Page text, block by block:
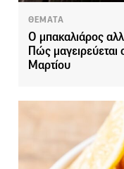
ΘΕΜΑΤΑ
Ο μπακαλιάρος
Πώς
Μαρτίου